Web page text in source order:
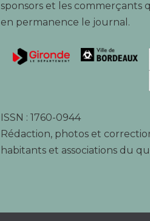
sponsors et les commerçants
en permanence le journal.
ISSN : 1760-0944
Rédaction, photos et
habitants et associations du